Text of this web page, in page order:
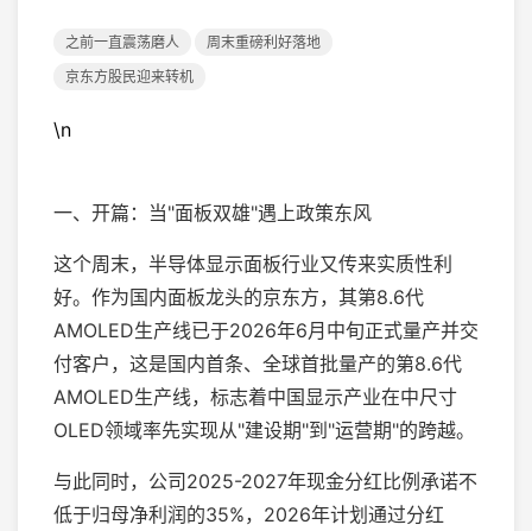
之前一直震荡磨人
周末重磅利好落地
京东方股民迎来转机
\n
一、开篇：当"面板双雄"遇上政策东风
这个周末，半导体显示面板行业又传来实质性利
好。作为国内面板龙头的京东方，其第8.6代
AMOLED生产线已于2026年6月中旬正式量产并交
付客户，这是国内首条、全球首批量产的第8.6代
AMOLED生产线，标志着中国显示产业在中尺寸
OLED领域率先实现从"建设期"到"运营期"的跨越。
与此同时，公司2025-2027年现金分红比例承诺不
低于归母净利润的35%，2026年计划通过分红